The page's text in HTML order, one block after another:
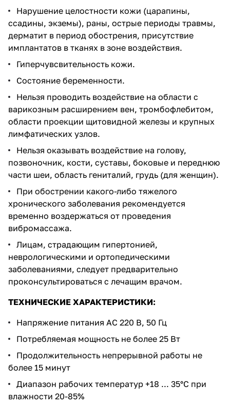
Нарушение целостности кожи (царапины,
ссадины, экземы), раны, острые периоды травмы,
дерматит в период обострения, присутствие
имплантатов в тканях в зоне воздействия.
Гиперчувсвительность кожи.
Состояние беременности.
Нельзя проводить воздействие на области с
варикозным расширением вен, тромбофлебитом,
области проекции щитовидной железы и крупных
лимфатических узлов.
Нельзя оказывать воздействие на голову,
позвоночник, кости, суставы, боковые и переднюю
части шеи, область гениталий, грудь (для женщин).
При обострении какого-либо тяжелого
хронического заболевания рекомендуется
временно воздержаться от проведения
вибромассажа.
Лицам, страдающим гипертонией,
неврологическими и ортопедическими
заболеваниями, следует предварительно
проконсультироваться с лечащим врачом.
ТЕХНИЧЕСКИЕ ХАРАКТЕРИСТИКИ:
Напряжение питания АС 220 В, 50 Гц
Потребляемая мощность не более 25 Вт
Продолжительность непрерывной работы не
более 15 минут
Диапазон рабочих температур +18 ... 35°С при
влажности 20-85%